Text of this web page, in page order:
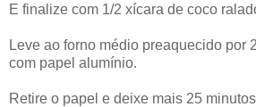
E finalize com 1/2 xícara de coco
Leve ao forno médio preaquecido por
com papel alumínio.
Retire o papel e deixe mais 25